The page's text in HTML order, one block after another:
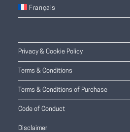
Français
Privacy & Cookie Policy
Terms & Conditions
Terms & Conditions of Purchase
Code of Conduct
Disclaimer